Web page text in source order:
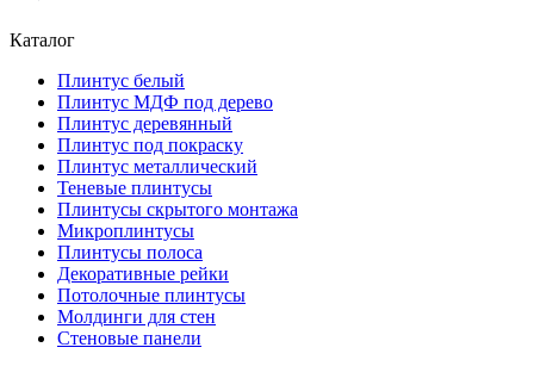
Каталог
Плинтус белый
Плинтус МДФ под дерево
Плинтус деревянный
Плинтус под покраску
Плинтус металлический
Теневые плинтусы
Плинтусы скрытого монтажа
Микроплинтусы
Плинтусы полоса
Декоративные рейки
Потолочные плинтусы
Молдинги для стен
Стеновые панели